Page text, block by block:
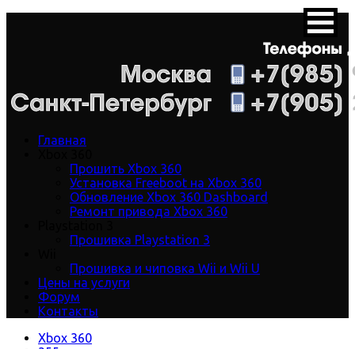
Главная
Прошить Xbox 360
Установка Freeboot на Xbox 360
Обновление Xbox 360 Dashboard
Ремонт привода Xbox 360
Прошивка Playstation 3
Прошивка и чиповка Wii и Wii U
Цены на услуги
Форум
Контакты
Xbox 360